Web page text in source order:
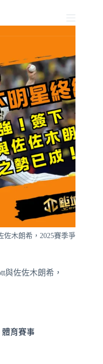
佐木朗希，2025賽季爭
與佐佐木朗希，
體育賽事